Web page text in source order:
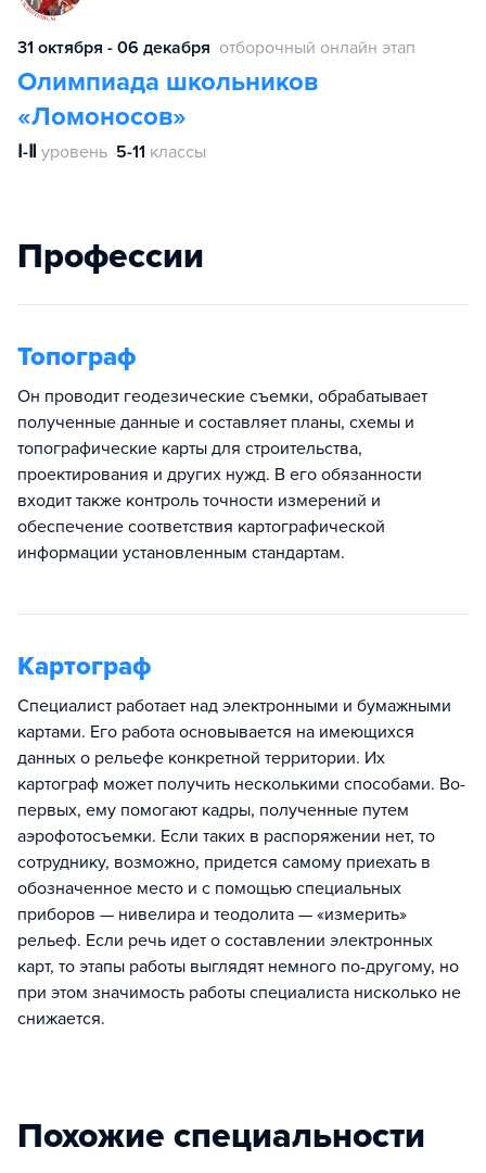
31 октября - 06 декабря отборочный онлайн этап
Олимпиада школьников
«Ломоносов»
Ⅰ-Ⅱ уровень 5-11 классы
Профессии
Топограф
Он проводит геодезические съемки, обрабатывает
полученные данные и составляет планы, схемы и
топографические карты для строительства,
проектирования и других нужд. В его обязанности
входит также контроль точности измерений и
обеспечение соответствия картографической
информации установленным стандартам.
Картограф
Специалист работает над электронными и бумажными
картами. Его работа основывается на имеющихся
данных о рельефе конкретной территории. Их
картограф может получить несколькими способами. Во-
первых, ему помогают кадры, полученные путем
аэрофотосъемки. Если таких в распоряжении нет, то
сотруднику, возможно, придется самому приехать в
обозначенное место и с помощью специальных
приборов — нивелира и теодолита — «измерить»
рельеф. Если речь идет о составлении электронных
карт, то этапы работы выглядят немного по-другому, но
при этом значимость работы специалиста нисколько не
снижается.
Похожие специальности